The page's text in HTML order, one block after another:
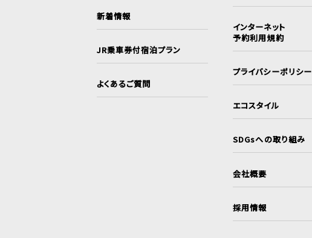
新着情報
JR乗車券付宿泊プラン
よくあるご質問
インターネット
予約利用規約
プライバシーポリシー
エコスタイル
SDGsへの取り組み
会社概要
採用情報